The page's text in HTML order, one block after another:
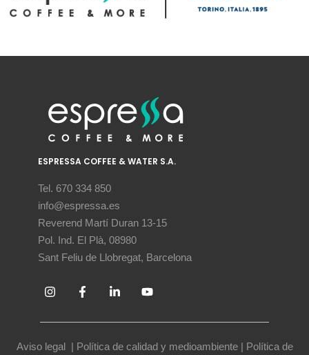
ESPRESSA COFFEE & WATER S.A.
Tel. 670 334 850
info@espressa.es
Reverend Martí Duran 13-15
Pol. Ind. El Plà, 08980
Sant Feliu de Llobregat, Barcelona
Aviso legal | Política de calidad y medioambiente| Política de